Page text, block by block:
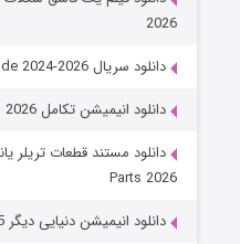
2026
دانلود سریال One Hundred Years of Solitude 2024-2026
دانلود انیمیشن تکامل Evolution 2026
Parts 2026
دانلود انیمیشن دنیایی دیگر Another World 2025